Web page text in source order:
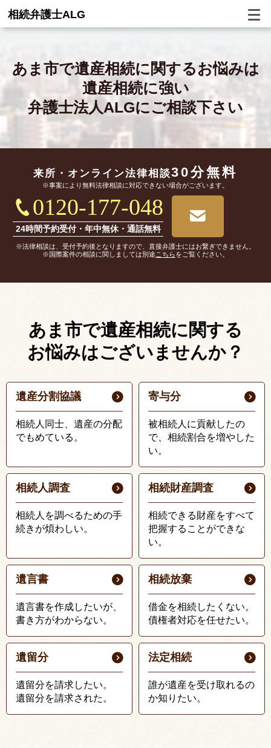
相続弁護士ALG
あま市で遺産相続に関するお悩みは
遺産相続に強い
弁護士法人ALGにご相談下さい
来所・オンライン法律相談30分無料
※事案により無料法律相談に対応できない場合がございます。
0120-177-048
24時間予約受付・年中無休・通話無料
※法律相談は、受付予約後となりますので、直接弁護士にはお繋ぎできません。
※国際案件の相談に関しましては別途 こちらをご覧ください。
あま市で遺産相続に関する
お悩みはございませんか？
遺産分割協議
相続人同士、遺産の分配
でもめている。
寄与分
被相続人に貢献したの
で、相続割合を増やした
い。
相続人調査
相続人を調べるための手
続きが煩わしい。
相続財産調査
相続できる財産をすべて
把握することができな
い。
遺言書
遺言書を作成したいが、
書き方がわからない。
相続放棄
借金を相続したくない。
債権者対応を任せたい。
遺留分
遺留分を請求したい。
遺留分を請求された。
法定相続
誰が遺産を受け取れるの
か知りたい。